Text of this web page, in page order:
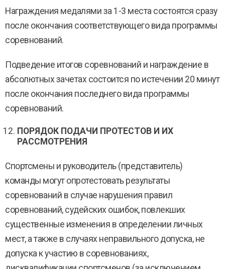
Награждения медалями за 1-3 места состоятся сразу
после окончания соответствующего вида программы
соревнований.
Подведение итогов соревнований и награждение в
абсолютных зачетах состоится по истечении 20 минут
после окончания последнего вида программы
соревнований.
ПОРЯДОК ПОДАЧИ ПРОТЕСТОВ И ИХ
РАССМОТРЕНИЯ
Спортсмены и руководитель (представитель)
команды могут опротестовать результаты
соревнований в случае нарушения правил
соревнований, судейских ошибок, повлекших
существенные изменения в определении личных
мест, а также в случаях неправильного допуска, не
допуска к участию в соревнованиях,